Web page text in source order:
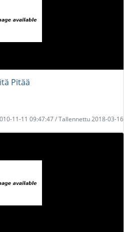
Pitää
11-11 09:47:47 / Tallennettu 2018-03-16